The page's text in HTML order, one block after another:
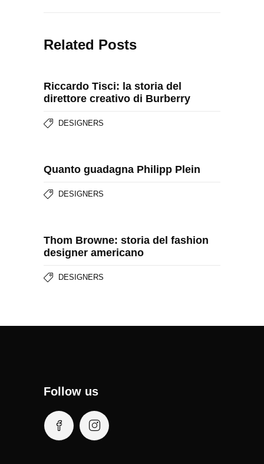
Related Posts
Riccardo Tisci: la storia del
direttore creativo di Burberry
DESIGNERS
Quanto guadagna Philipp Plein
DESIGNERS
Thom Browne: storia del fashion
designer americano
DESIGNERS
Follow us